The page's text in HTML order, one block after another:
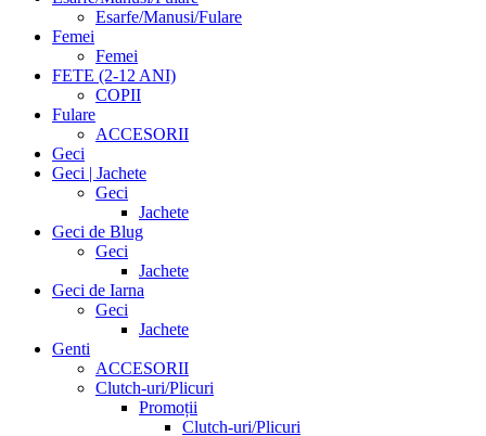
Esarfe/Manusi/Fulare
Femei
Femei
FETE (2-12 ANI)
COPII
Fulare
ACCESORII
Geci
Geci | Jachete
Geci
Jachete
Geci de Blug
Geci
Jachete
Geci de Iarna
Geci
Jachete
Genti
ACCESORII
Clutch-uri/Plicuri
Promoții
Clutch-uri/Plicuri